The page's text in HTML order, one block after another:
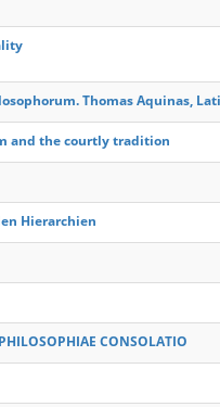
Thomas Aquinas,
and the courtly tradition
Hierarchien
CONSOLATIO